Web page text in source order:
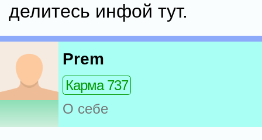
делитесь инфой тут.
Prem
Карма 737
О себе